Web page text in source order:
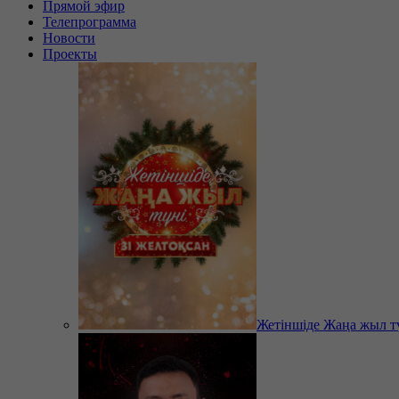
Прямой эфир
Телепрограмма
Новости
Проекты
Жетіншіде Жаңа жыл